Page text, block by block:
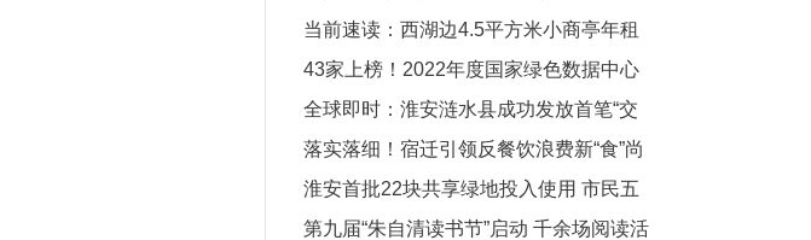
产种业“国字号”品牌 全球资讯
当前速读：西湖边4.5平方米小商亭年租
金284万 折合每天7780元
43家上榜！2022年度国家绿色数据中心
名单公布 全球消息
全球即时：淮安涟水县成功发放首笔“交
运易贷”
落实落细！宿迁引领反餐饮浪费新“食”尚
淮安首批22块共享绿地投入使用 市民五
一踏青多了新空间|全球微速讯
第九届“朱自清读书节”启动 千余场阅读活